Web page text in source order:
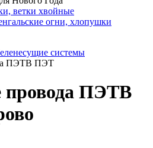
ветки хвойные
огни, хлопушки
системы
ПЭТВ ПЭТ
провода ПЭТВ